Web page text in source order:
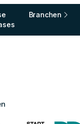
Branchen